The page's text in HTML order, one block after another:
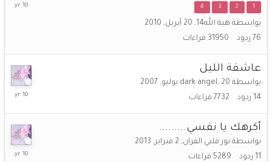
1
2
3
4
بواسطة هبة الله14 , 20 أبريل, 2010
76 ردود 31950 قراءات
18
عاشقة الليل
بواسطة dark angel, 20 يوليو, 2007
14 ردود 7732 قراءات
4
أكرهك يا نفسي.........
بواسطة نور قلبي القران, 2 فبراير, 2013
11 ردود 5289 قراءات
4